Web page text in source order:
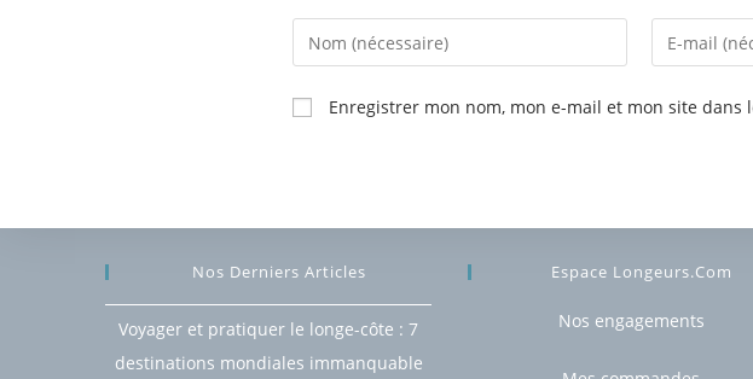
Enregistrer mon nom, mon e-mail et mon site
Nos Derniers Articles
Voyager et pratiquer le longe-côte : 7
destinations mondiales immanquable
Espace Longeurs.com
Nos engagements